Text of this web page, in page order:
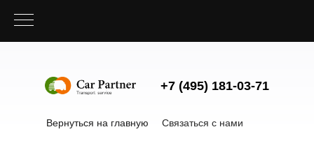
Вернуться на главную Связаться с нами
+7 (495) 181-03-71